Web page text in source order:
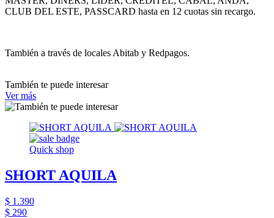
CLUB DEL ESTE, PASSCARD hasta en 12 cuotas sin recargo.
También a través de locales Abitab y Redpagos.
También te puede interesar
Ver más
Quick shop
SHORT AQUILA
$ 1.390
$ 290